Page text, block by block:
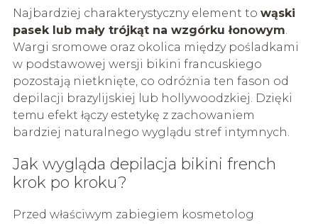
Najbardziej charakterystyczny element to wąski
pasek lub mały trójkąt na wzgórku łonowym.
Wargi sromowe oraz okolica między pośladkami
w podstawowej wersji bikini francuskiego
pozostają nietknięte, co odróżnia ten fason od
depilacji brazylijskiej lub hollywoodzkiej. Dzięki
temu efekt łączy estetykę z zachowaniem
bardziej naturalnego wyglądu stref intymnych.
Jak wygląda depilacja bikini french
krok po kroku?
Przed właściwym zabiegiem kosmetolog